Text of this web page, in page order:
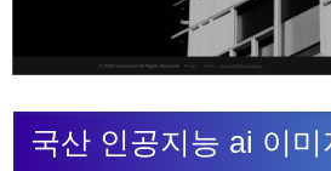
국산 인공지능 ai 이